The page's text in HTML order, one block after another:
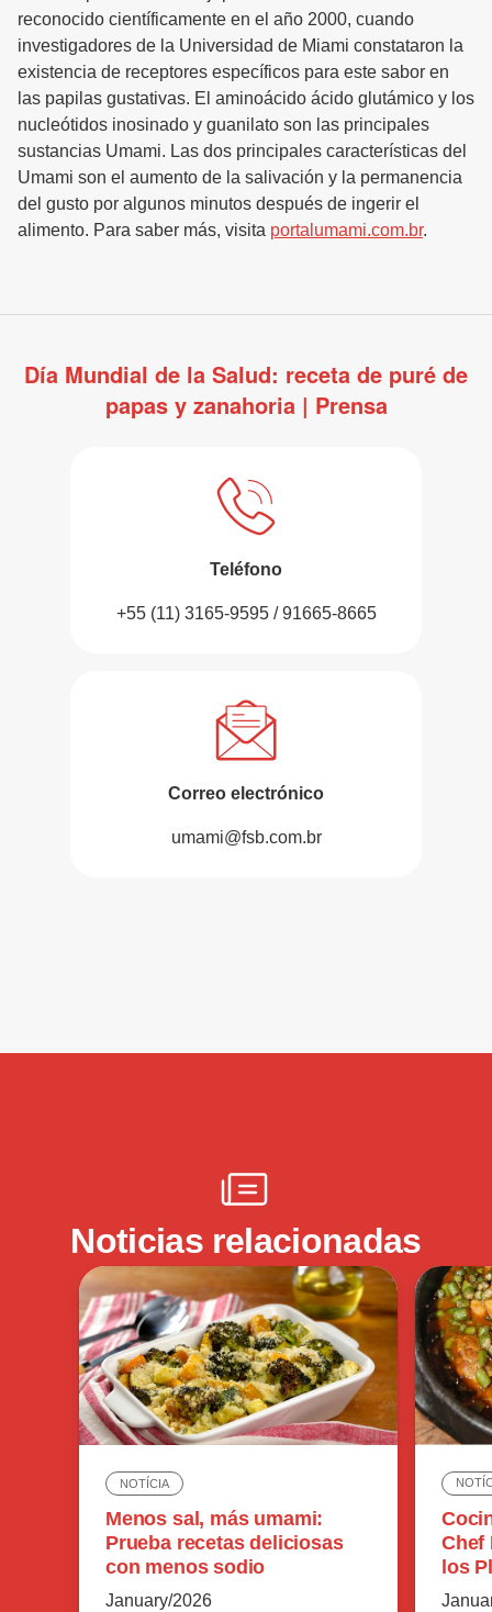
reconocido científicamente en el año 2000, cuando
investigadores de la Universidad de Miami constataron la
existencia de receptores específicos para este sabor en
las papilas gustativas. El aminoácido ácido glutámico y los
nucleótidos inosinado y guanilato son las principales
sustancias Umami. Las dos principales características del
Umami son el aumento de la salivación y la permanencia
del gusto por algunos minutos después de ingerir el
alimento. Para saber más, visita portalumami.com.br.
Día Mundial de la Salud: receta de puré de
papas y zanahoria | Prensa
Teléfono
+55 (11) 3165-9595 / 91665-8665
Correo electrónico
umami@fsb.com.br
Noticias relacionadas
NOTÍCIA
Menos sal, más umami:
Prueba recetas deliciosas
con menos sodio
January/2026
Chef
los
Tan